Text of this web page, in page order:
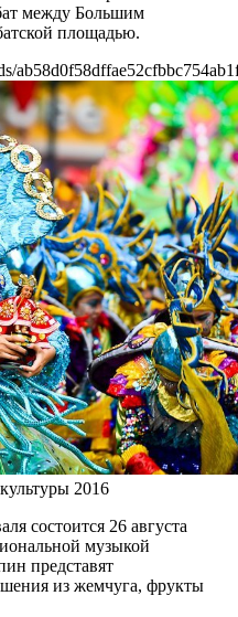
между Большим
площадью.
2016
состоится 26 августа
музыкой
представят
из жемчуга, фрукты